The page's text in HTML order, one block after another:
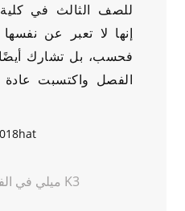
للصف الثالث في كلية
إنها لا تعبر عن نفسها
فحسب، بل تشارك
الفصل واكتسبت عادة
ميلي في الفصل الدراسي K3